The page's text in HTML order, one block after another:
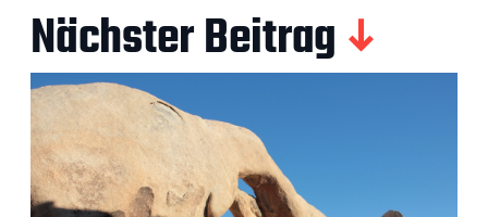
Nächster Beitrag